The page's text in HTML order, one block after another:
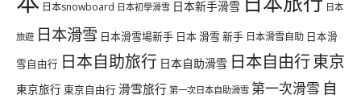
日本snowboard 日本初學滑雪 日本新手滑雪 日本
旅遊 日本滑雪 日本滑雪場新手 日本 滑雪 新手 日本滑雪自助 日本滑
雪自由行 日本自助旅行 日本自助滑雪 日本自由行東京
東京旅行 東京自由行 滑雪旅行 第一次日本自助滑雪 第一次滑雪 自